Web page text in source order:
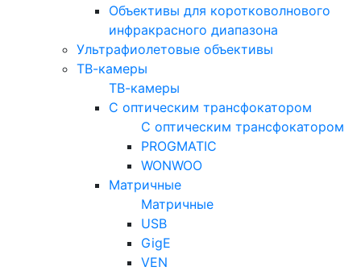
Объективы для коротковолнового
инфракрасного диапазона
Ультрафиолетовые объективы
ТВ-камеры
ТВ-камеры
С оптическим трансфокатором
С оптическим трансфокатором
PROGMATIC
WONWOO
Матричные
Матричные
USB
GigE
VEN